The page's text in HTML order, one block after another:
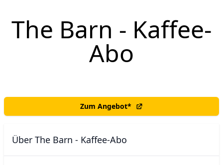
The Barn - Kaffee-
Abo
Zum Angebot*
Über The Barn - Kaffee-Abo